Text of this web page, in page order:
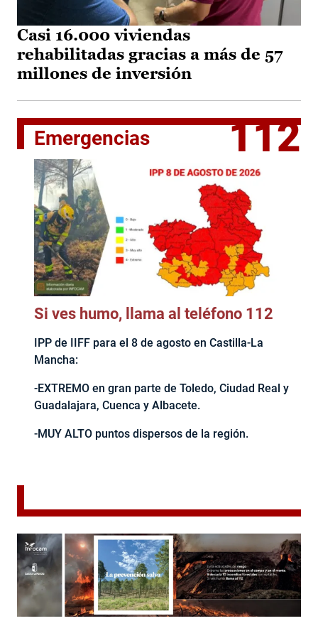
Casi 16.000 viviendas
rehabilitadas gracias a más de 57
millones de inversión
Emergencias 112
Si ves humo, llama al teléfono 112
IPP de IIFF para el 8 de agosto en Castilla-La
Mancha:
-EXTREMO en gran parte de Toledo, Ciudad Real y
Guadalajara, Cuenca y Albacete.
-MUY ALTO puntos dispersos de la región.